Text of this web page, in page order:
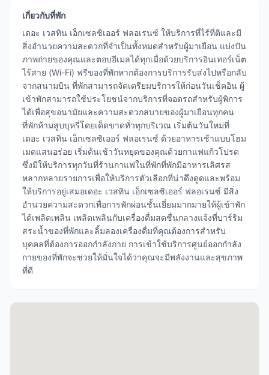
เกี่ยวกับที่พัก
เดอะ เวสทิน เอ็กเซลซิเออร์ ฟลอเรนซ์ ให้บริการที่ไร้ที่ติและมี
สิ่งอำนวยความสะดวกที่จำเป็นทั้งหมดสำหรับผู้มาเยือน แบ่งปัน
ภาพถ่ายของคุณและตอบอีเมลได้ทุกเมื่อด้วยบริการอินเทอร์เน็ต
ไร้สาย (Wi-Fi) ฟรีของที่พักหากต้องการบริการรับส่งไปหรือกลับ
จากสนามบิน ที่พักสามารถจัดเตรียมบริการให้ก่อนวันเช็คอิน ผู้
เข้าพักสามารถใช้ประโยชน์จากบริการที่จอดรถสำหรับผู้พิการ
ได้เพื่อสุขอนามัยและความสะดวกสบายของผู้มาเยือนทุกคน
ที่พักห้ามสูบบุหรี่โดยเด็ดขาดทั่วทุกบริเวณ เริ่มต้นวันใหม่ที่
เดอะ เวสทิน เอ็กเซลซิเออร์ ฟลอเรนซ์ ด้วยอาหารเช้าแบบโฮม
เมดแสนอร่อย เริ่มต้นเช้าวันหยุดของคุณด้วยกาแฟแก้วโปรด
ซึ่งมีให้บริการทุกวันที่ร้านกาแฟในที่พักที่พักมีอาหารเลิศรส
หลากหลายรายการเพื่อให้บริการตัวเลือกที่น่าดึงดูดและพร้อม
ให้บริการอยู่เสมอเดอะ เวสทิน เอ็กเซลซิเออร์ ฟลอเรนซ์ มีสิ่ง
อำนวยความสะดวกเพื่อการพักผ่อนชั้นเยี่ยมมากมายให้ผู้เข้าพัก
ได้เพลิดเพลิน เพลิดเพลินกับเครื่องดื่มสดชื่นกลางแจ้งที่บาร์ริม
สระน้ำของที่พักและลิ้มลองเครื่องดื่มที่คุณต้องการสำหรับ
บุคคลที่ต้องการออกกำลังกาย การเข้าใช้บริการศูนย์ออกกำลัง
กายของที่พักจะช่วยให้มั่นใจได้ว่าคุณจะมีพลังงานและสุขภาพ
ที่ดี